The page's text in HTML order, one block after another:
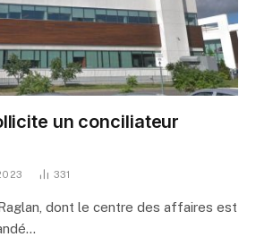
un conciliateur
331
dont le centre des affaires est